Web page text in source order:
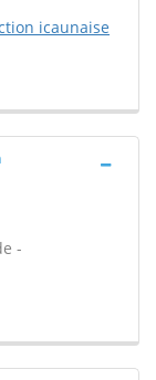
icaunaise
-